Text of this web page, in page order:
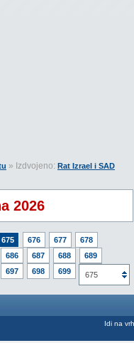
» Izdvojeno: Rat Izrael i SAD
2026
675 676 677
678
686 687 688
689
697 698 699
700
675
Idi na vrh